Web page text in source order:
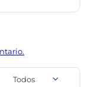
Todos